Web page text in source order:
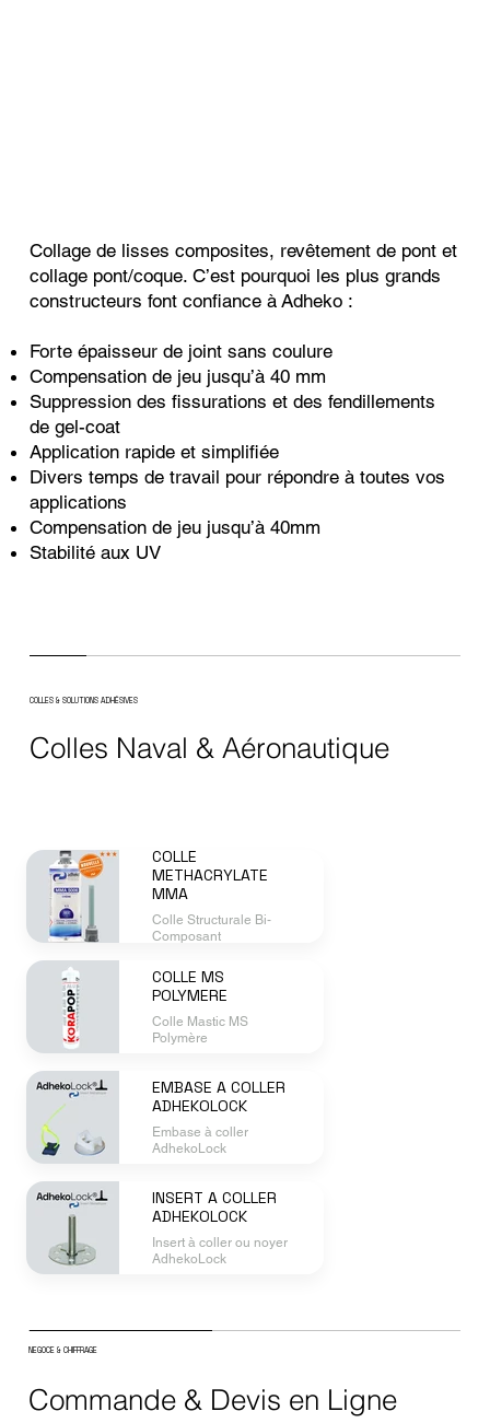
Collage de lisses composites, revêtement de pont et
collage pont/coque. C’est pourquoi les plus grands
constructeurs font confiance à Adheko :
Forte épaisseur de joint sans coulure
Compensation de jeu jusqu’à 40 mm
Suppression des fissurations et des fendillements
de gel-coat
Application rapide et simplifiée
Divers temps de travail pour répondre à toutes vos
applications
Compensation de jeu jusqu’à 40mm
Stabilité aux UV
COLLES & SOLUTIONS ADHÉSIVES
Colles Naval & Aéronautique
COLLE
METHACRYLATE
MMA
Colle Structurale Bi-
Composant
COLLE MS
POLYMERE
Colle Mastic MS
Polymère
EMBASE A COLLER
ADHEKOLOCK
Embase à coller
AdhekoLock
INSERT A COLLER
ADHEKOLOCK
Insert à coller ou noyer
AdhekoLock
Commande & Devis en Ligne
NEGOCE & CHIFFRAGE